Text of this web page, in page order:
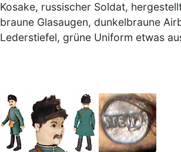
Kosake, russischer Soldat,
braune Glasaugen, dunkelbraune
Lederstiefel, grüne Uniform etwas